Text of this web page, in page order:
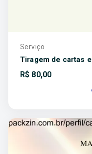
Serviço
Tiragem de cartas
R$ 80,00